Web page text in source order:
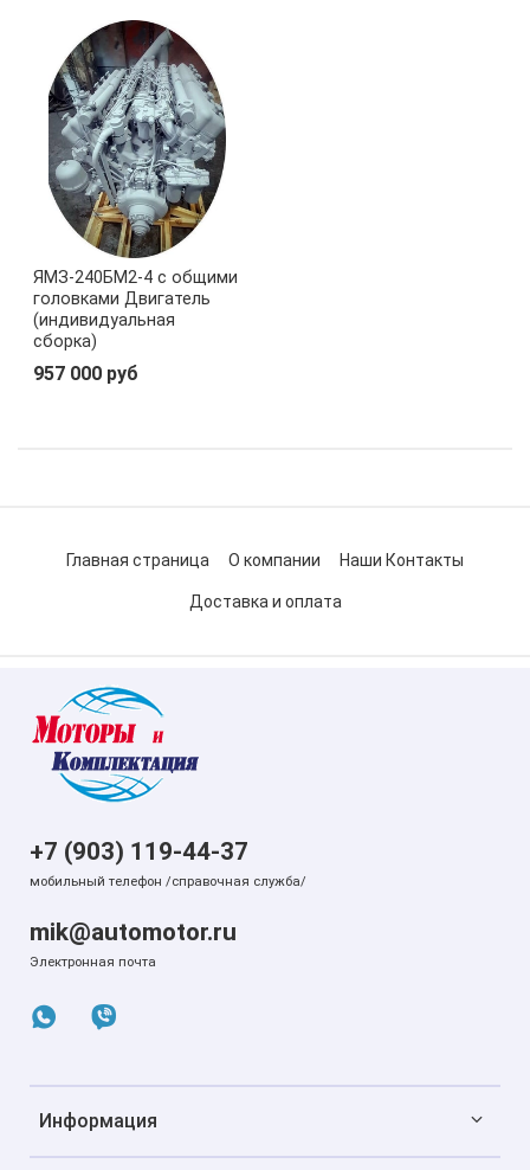
ЯМЗ-240БМ2-4 с общими
головками Двигатель
(индивидуальная
сборка)
957 000 руб
Главная страница О компании Наши Контакты
Доставка и оплата
Информация
+7 (903) 119-44-37
мобильный телефон /справочная служба/
mik@automotor.ru
Электронная почта